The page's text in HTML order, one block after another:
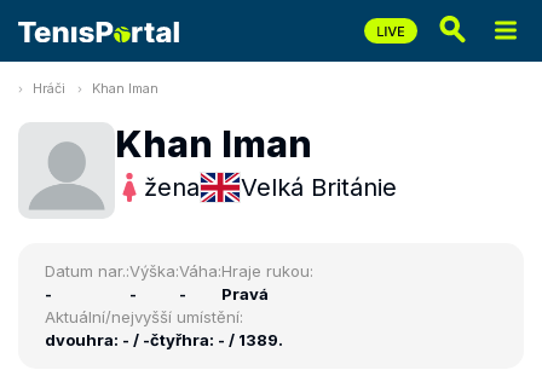
Hráči Khan Iman
Khan Iman
žena Velká Británie
Datum nar.:
-
Výška:
-
Váha:
-
Hraje rukou:
Pravá
Aktuální/nejvyšší umístění:
dvouhra: - / -čtyřhra: - / 1389.